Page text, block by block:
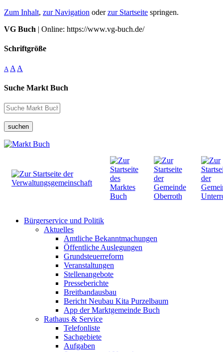
Zum Inhalt, zur Navigation oderzur Startseite springen.
VG Buch | Online: https://www.vg-buch.de/
Schriftgröße
A A A
Suche Markt Buch
suchen
Bürgerservice und Politik
Aktuelles
Amtliche Bekanntmachungen
Öffentliche Auslegungen
Grundsteuerreform
Veranstaltungen
Stellenangebote
Presseberichte
Breitbandausbau
Bericht Neubau Kita Purzelbaum
App der Marktgemeinde Buch
Rathaus & Service
Telefonliste
Sachgebiete
Aufgaben